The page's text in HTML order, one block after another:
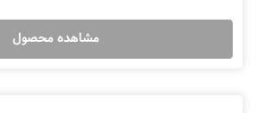
مشاهده محصول